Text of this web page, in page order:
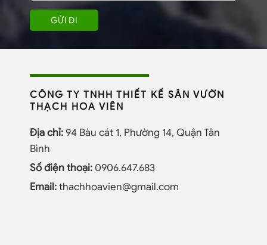
CÔNG TY TNHH THIẾT KẾ SÂN VƯỜN
THẠCH HOA VIÊN
Địa chỉ:94 Bàu cát 1, Phường 14, Quận Tân
Bình
Số điện thoại:0906.647.683
Email:thachhoavien@gmail.com